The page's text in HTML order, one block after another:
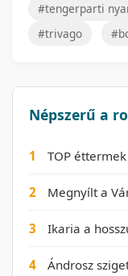
#tengerparti
#trivago
Népszerű a
1 TOP
2 Megnyílt a
3 Ikaria a
4 Ándrosz